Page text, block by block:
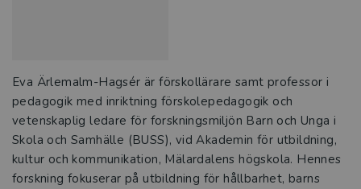
Eva Ärlemalm-Hagsér är förskollärare samt professor i
pedagogik med inriktning förskolepedagogik och
vetenskaplig ledare för forskningsmiljön Barn och Unga i
Skola och Samhälle (BUSS), vid Akademin för utbildning,
kultur och kommunikation, Mälardalens högskola. Hennes
forskning fokuserar på utbildning för hållbarhet, barns